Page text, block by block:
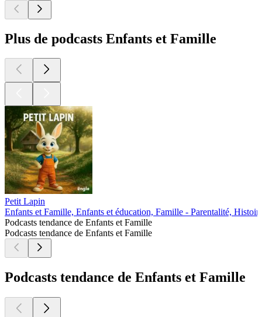
Plus de podcasts Enfants et Famille
Petit Lapin
Enfants et Famille, Enfants et éducation, Famille - Parentalité,
Podcasts tendance de Enfants et Famille
Podcasts tendance de Enfants et Famille
Podcasts tendance de Enfants et Famille